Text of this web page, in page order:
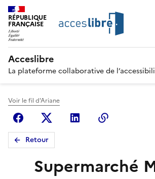
RÉPUBLIQUE
FRANÇAISE
Acceslibre
La plateforme collaborative de
Voir le fil d'Ariane
FacebookX (anciennement Twitter)
Linkedin
Retour
Supermarché